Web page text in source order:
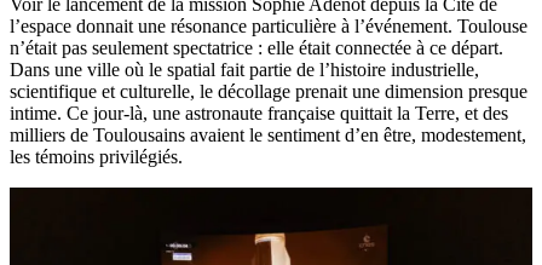
Voir le lancement de la mission Sophie Adenot depuis la Cité de
l’espace donnait une résonance particulière à l’événement. Toulouse
n’était pas seulement spectatrice : elle était connectée à ce départ.
Dans une ville où le spatial fait partie de l’histoire industrielle,
scientifique et culturelle, le décollage prenait une dimension presque
intime. Ce jour-là, une astronaute française quittait la Terre, et des
milliers de Toulousains avaient le sentiment d’en être, modestement,
les témoins privilégiés.